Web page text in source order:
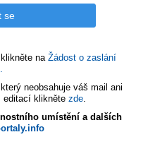
na Žádost o zaslání
neobsahuje váš mail ani
editací klikněte zde.
umístění a dalších